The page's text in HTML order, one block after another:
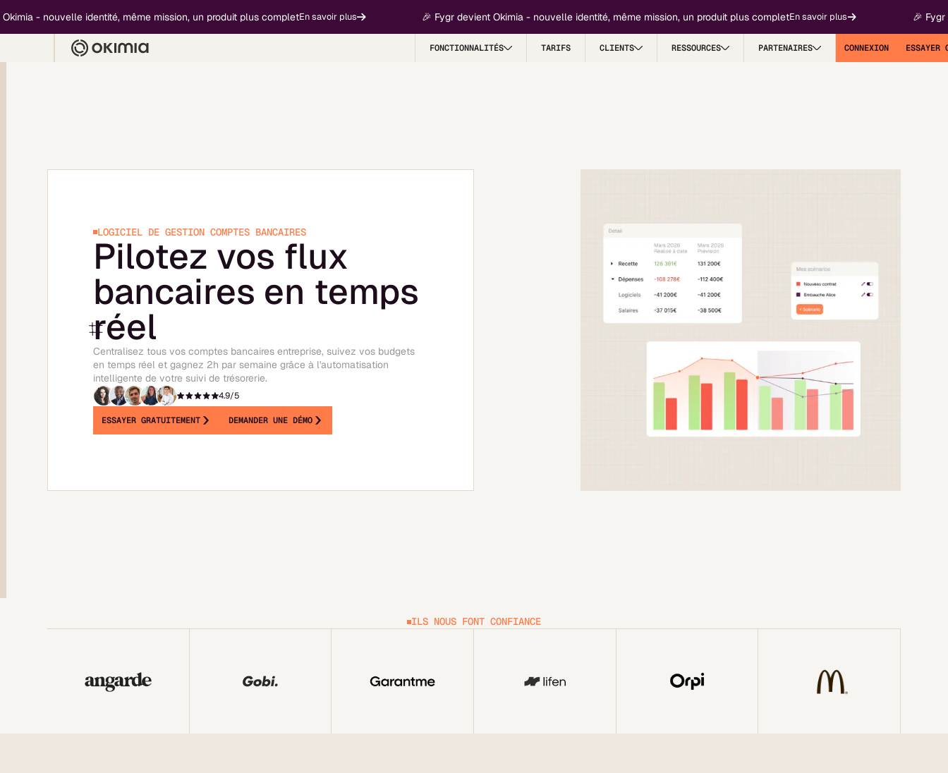
- nouvelle identité, même mission, un produit plus completEn savoir plus 🎉 Fygr devient Okimia - nouvelle identité, même mission, un produit plus completEn savoir plus 🎉 Fygr
FONCTIONNALITÉS TARIFS CLIENTS RESSOURCES PARTENAIRES CONNEXION ESSAYER
LOGICIEL DE GESTION COMPTES BANCAIRES
Pilotez vos flux
bancaires en temps
réel
Centralisez tous vos comptes bancaires entreprise, suivez vos budgets
en temps réel et gagnez 2h par semaine grâce à l'automatisation
intelligente de votre suivi de trésorerie.
4.9/5
ESSAYER GRATUITEMENT DEMANDER UNE DÉMO
ILS NOUS FONT CONFIANCE